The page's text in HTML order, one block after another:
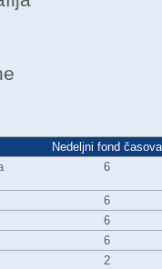
Nedeljni fond časova
6
6
6
6
2